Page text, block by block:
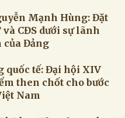
Mạnh Hùng: Đặt
và CĐS dưới sự lãnh
của Đảng
quốc tế: Đại hội XIV
then chốt cho bước
Nam